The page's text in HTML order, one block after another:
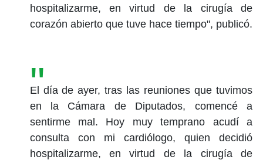
hospitalizarme, en virtud de la cirugía de
corazón abierto que tuve hace tiempo", publicó.
El día de ayer, tras las reuniones que tuvimos
en la Cámara de Diputados, comencé a
sentirme mal. Hoy muy temprano acudí a
consulta con mi cardiólogo, quien decidió
hospitalizarme, en virtud de la cirugía de